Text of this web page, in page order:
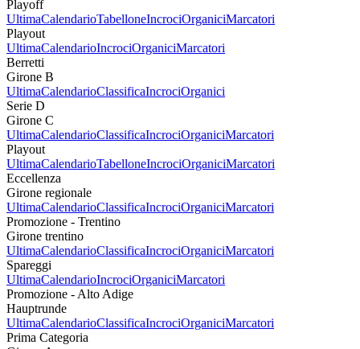
Playoff
UltimaCalendarioTabelloneIncrociOrganiciMarcatori
Playout
UltimaCalendarioIncrociOrganiciMarcatori
Berretti
Girone B
UltimaCalendarioClassificaIncrociOrganici
Serie D
Girone C
UltimaCalendarioClassificaIncrociOrganiciMarcatori
Playout
UltimaCalendarioTabelloneIncrociOrganiciMarcatori
Eccellenza
Girone regionale
UltimaCalendarioClassificaIncrociOrganiciMarcatori
Promozione - Trentino
Girone trentino
UltimaCalendarioClassificaIncrociOrganiciMarcatori
Spareggi
UltimaCalendarioIncrociOrganiciMarcatori
Promozione - Alto Adige
Hauptrunde
UltimaCalendarioClassificaIncrociOrganiciMarcatori
Prima Categoria